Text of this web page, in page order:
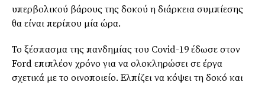
υπερβολικού βάρους της δοκού η διάρκεια συμπίεσης
θα είναι περίπου μία ώρα.
Το ξέσπασμα της πανδημίας του Covid-19 έδωσε στον
Ford επιπλέον χρόνο για να ολοκληρώσει σε έργα
σχετικά με το οινοποιείο. Ελπίζει να κόψει τη δοκό και